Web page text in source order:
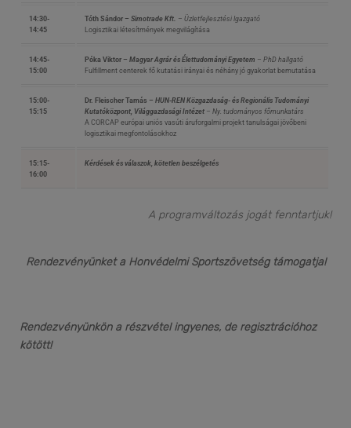
14:30-
14:45
Tóth Sándor – Simotrade Kft. – Üzletfejlesztési Igazgató
Logisztikai létesítmények megvilágítása
14:45-
15:00
Póka Viktor – Magyar Agrár és Élettudományi Egyetem – PhD hallgató
Fulfillment centerek fő kutatási irányai és néhány jó gyakorlat bemutatása
15:00-
15:15
Dr. Fleischer Tamás – HUN-REN Közgazdaság- és Regionális Tudományi
Kutatóközpont, Világgazdasági Intézet – Ny. tudományos főmunkatárs
A CORCAP európai uniós vasúti áruforgalmi projekt tanulságai jövőbeni
logisztikai megfontolásokhoz
15:15-
16:00
Kérdések és válaszok, kötetlen beszélgetés
A programváltozás jogát fenntartjuk!
Rendezvényünket a Honvédelmi Sportszövetség támogatja!
Rendezvényünkön a részvétel ingyenes, de regisztrációhoz
kötött!